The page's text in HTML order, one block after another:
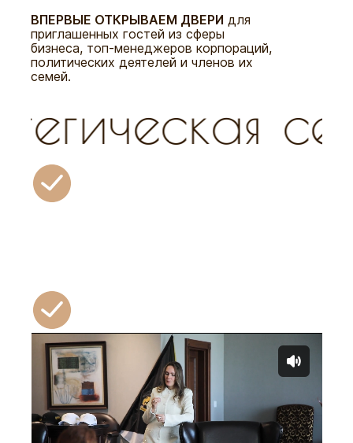
ВПЕРВЫЕ ОТКРЫВАЕМ ДВЕРИ для
приглашенных гостей из сферы
бизнеса, топ-менеджеров корпораций,
политических деятелей и членов их
семей.
•V Турнир